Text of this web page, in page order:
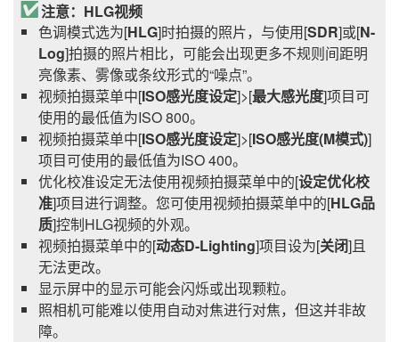
注意：HLG视频
色调模式选为[HLG]时拍摄的照片，与使用[SDR]或[N-
Log]拍摄的照片相比，可能会出现更多不规则间距明
亮像素、雾像或条纹形式的“噪点”。
视频拍摄菜单中[ISO感光度设定]>[最大感光度]项目可
使用的最低值为ISO 800。
视频拍摄菜单中[ISO感光度设定]>[ISO感光度(M模式)]
项目可使用的最低值为ISO 400。
优化校准设定无法使用视频拍摄菜单中的[设定优化校
准]项目进行调整。您可使用视频拍摄菜单中的[HLG品
质]控制HLG视频的外观。
视频拍摄菜单中的[动态D-Lighting]项目设为[关闭]且
无法更改。
显示屏中的显示可能会闪烁或出现颗粒。
照相机可能难以使用自动对焦进行对焦，但这并非故
障。